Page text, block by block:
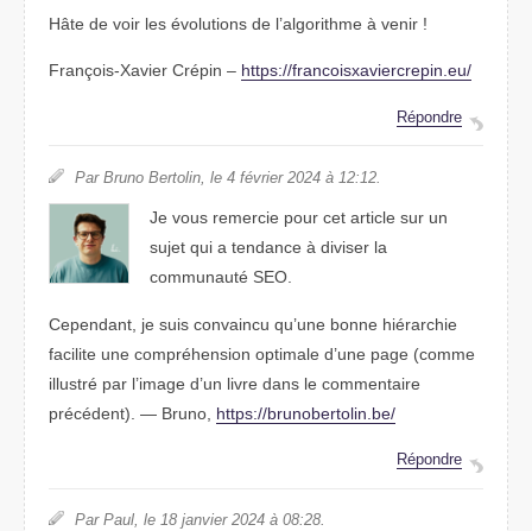
Hâte de voir les évolutions de l’algorithme à venir !
François-Xavier Crépin – https://francoisxaviercrepin.eu/
Répondre
Par Bruno Bertolin, le 4 février 2024 à 12:12.
Je vous remercie pour cet article sur un
sujet qui a tendance à diviser la
communauté SEO.
Cependant, je suis convaincu qu’une bonne hiérarchie
facilite une compréhension optimale d’une page (comme
illustré par l’image d’un livre dans le commentaire
précédent). — Bruno, https://brunobertolin.be/
Répondre
Par Paul, le 18 janvier 2024 à 08:28.